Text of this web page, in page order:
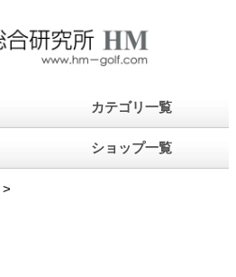
カテゴリ一覧
ショップ一覧
>